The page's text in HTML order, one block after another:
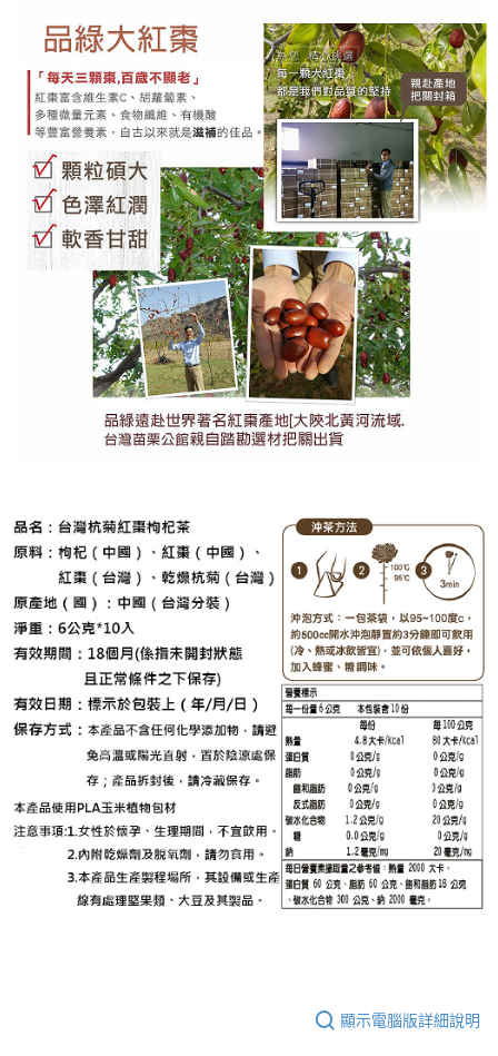
顯示電腦版詳細說明